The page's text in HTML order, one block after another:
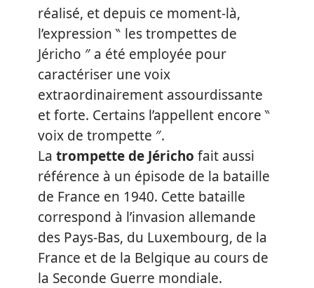
réalisé, et depuis ce moment-là,
l’expression ‶ les trompettes de
Jéricho ″ a été employée pour
caractériser une voix
extraordinairement assourdissante
et forte. Certains l’appellent encore ‶
voix de trompette ″.
La trompette de Jéricho fait aussi
référence à un épisode de la bataille
de France en 1940. Cette bataille
correspond à l’invasion allemande
des Pays-Bas, du Luxembourg, de la
France et de la Belgique au cours de
la Seconde Guerre mondiale.